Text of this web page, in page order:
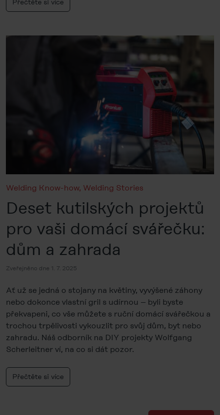
Přečtěte si více
Welding Know-how, Welding Stories
Deset kutilských projektů
pro vaši domácí svářečku:
dům a zahrada
Zveřejněno dne 1. 7. 2025
Ať už se jedná o stojany na květiny, vyvýšené záhony
nebo dokonce vlastní gril s udírnou – byli byste
překvapeni, co vše můžete s ruční domácí svářečkou a
trochou trpělivosti vykouzlit pro svůj dům, byt nebo
zahradu. Náš odborník na DIY projekty Wolfgang
Scherleitner ví, na co si dát pozor.
Přečtěte si více